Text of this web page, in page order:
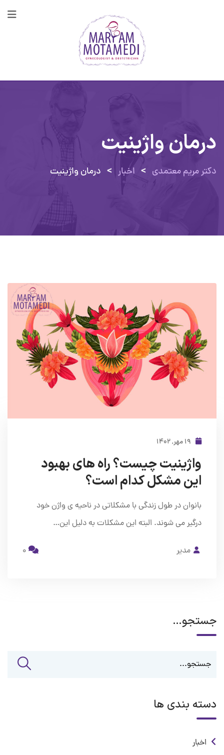
درمان واژینیت
دکتر مریم معتمدی > اخبار > درمان واژینیت
واژینیت چیست؟ راه های بهبود
این مشکل کدام است؟
بانوان در طول زندگی با مشکلاتی در ناحیه ی واژن خود
درگیر می شوند. البته این مشکلات به دلیل این…
مدیر
جستجو…
دسته بندی ها
اخبار